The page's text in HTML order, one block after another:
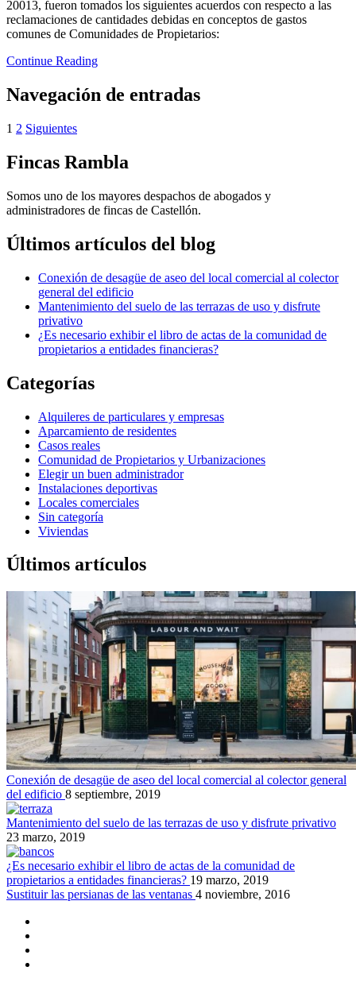
20013, fueron tomados los siguientes acuerdos con respecto a las
reclamaciones de cantidades debidas en conceptos de gastos
comunes de Comunidades de Propietarios:
Continue Reading
Navegación de entradas
1 2 Siguientes
Fincas Rambla
Somos uno de los mayores despachos de abogados y
administradores de fincas de Castellón.
Últimos artículos del blog
Conexión de desagüe de aseo del local comercial al colector
general del edificio
Mantenimiento del suelo de las terrazas de uso y disfrute
privativo
¿Es necesario exhibir el libro de actas de la comunidad de
propietarios a entidades financieras?
Categorías
Alquileres de particulares y empresas
Aparcamiento de residentes
Casos reales
Comunidad de Propietarios y Urbanizaciones
Elegir un buen administrador
Instalaciones deportivas
Locales comerciales
Sin categoría
Viviendas
Últimos artículos
Conexión de desagüe de aseo del local comercial al colector general
del edificio 8 septiembre, 2019
Mantenimiento del suelo de las terrazas de uso y disfrute privativo
23 marzo, 2019
¿Es necesario exhibir el libro de actas de la comunidad de
propietarios a entidades financieras? 19 marzo, 2019
Sustituir las persianas de las ventanas 4 noviembre, 2016